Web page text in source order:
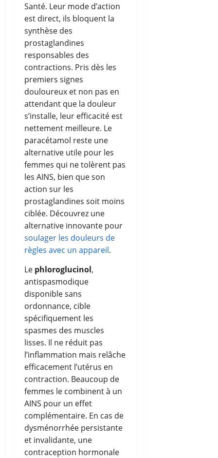
Santé. Leur mode d’action
est direct, ils bloquent la
synthèse des
prostaglandines
responsables des
contractions. Pris dès les
premiers signes
douloureux et non pas en
attendant que la douleur
s’installe, leur efficacité est
nettement meilleure. Le
paracétamol reste une
alternative utile pour les
femmes qui ne tolèrent pas
les AINS, bien que son
action sur les
prostaglandines soit moins
ciblée. Découvrez une
alternative innovante pour
soulager les douleurs de
règles avec un appareil.
Le phloroglucinol,
antispasmodique
disponible sans
ordonnance, cible
spécifiquement les
spasmes des muscles
lisses. Il ne réduit pas
l’inflammation mais relâche
efficacement l’utérus en
contraction. Beaucoup de
femmes le combinent à un
AINS pour un effet
complémentaire. En cas de
dysménorrhée persistante
et invalidante, une
contraception hormonale